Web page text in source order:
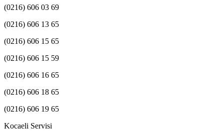
(0216) 606 03 69
(0216) 606 13 65
(0216) 606 15 65
(0216) 606 15 59
(0216) 606 16 65
(0216) 606 18 65
(0216) 606 19 65
Kocaeli Servisi